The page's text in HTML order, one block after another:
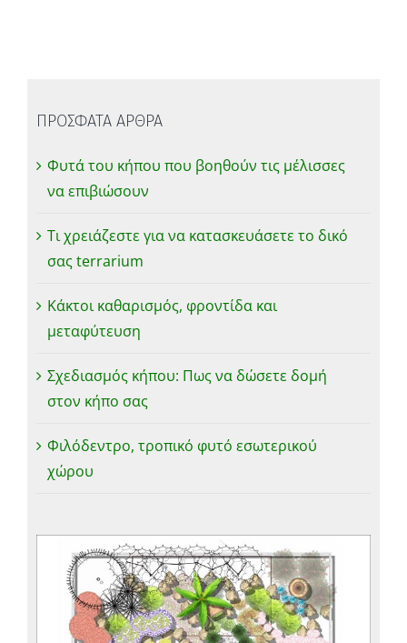
ΠΡΟΣΦΑΤΑ ΑΡΘΡΑ
Φυτά του κήπου που βοηθούν τις μέλισσες
να επιβιώσουν
Τι χρειάζεστε για να κατασκευάσετε το δικό
σας terrarium
Κάκτοι καθαρισμός, φροντίδα και
μεταφύτευση
Σχεδιασμός κήπου: Πως να δώσετε δομή
στον κήπο σας
Φιλόδεντρο, τροπικό φυτό εσωτερικού
χώρου